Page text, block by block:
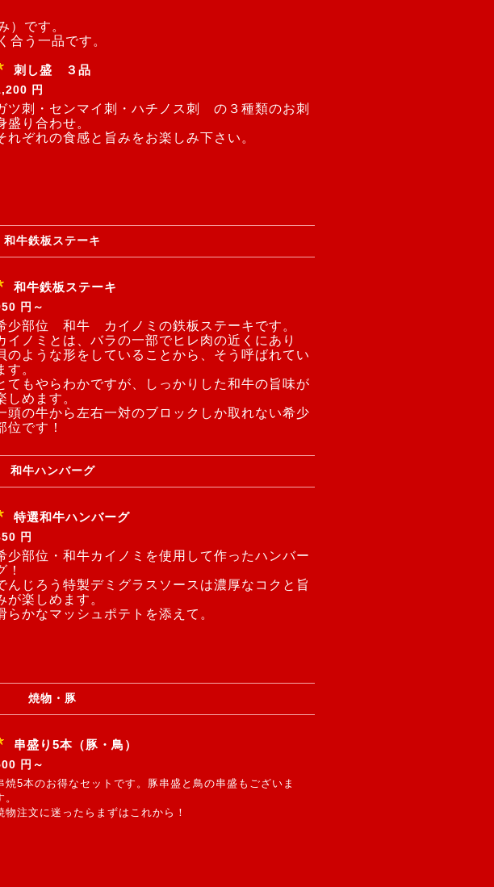
）です。
合う一品です。
刺し盛 ３品
円
ツ刺・センマイ刺・ハチノス刺 の３種類のお刺
盛り合わせ。
れぞれの食感と旨みをお楽しみ下さい。
和牛鉄板ステーキ
和牛鉄板ステーキ
円～
少部位 和牛 カイノミの鉄板ステーキです。
イノミとは、バラの一部でヒレ肉の近くにあり
のような形をしていることから、そう呼ばれてい
す。
てもやらわかですが、しっかりした和牛の旨味が
しめます。
頭の牛から左右一対のブロックしか取れない希少
位です！
和牛ハンバーグ
特選和牛ハンバーグ
円
少部位・和牛カイノミを使用して作ったハンバー
！
んじろう特製デミグラスソースは濃厚なコクと旨
が楽しめます。
らかなマッシュポテトを添えて。
焼物・豚
串盛り5本（豚・鳥）
円～
焼5本のお得なセットです。豚串盛と鳥の串盛もございま
。
物注文に迷ったら まずはこれから！